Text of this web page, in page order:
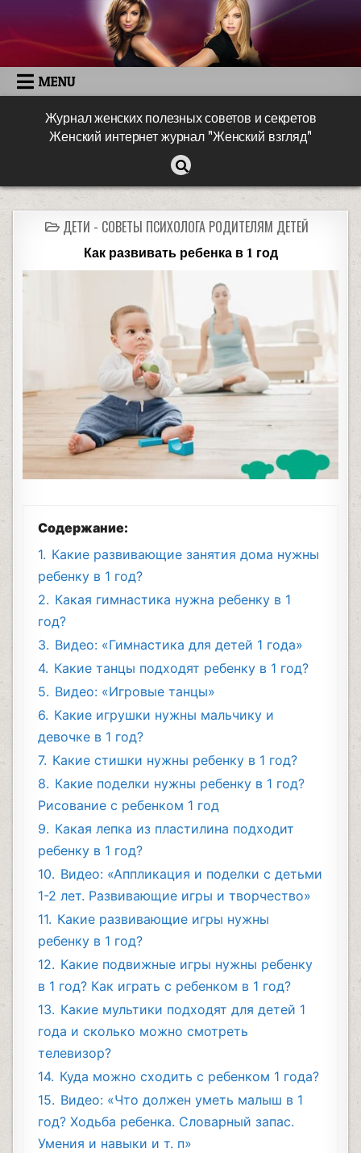
MENU
Журнал женских полезных советов и секретов
Женский интернет журнал "Женский взгляд"
ДЕТИ - СОВЕТЫ ПСИХОЛОГА РОДИТЕЛЯМ ДЕТЕЙ
Как развивать ребенка в 1 год
Содержание:
1. Какие развивающие занятия дома нужны
ребенку в 1 год?
2. Какая гимнастика нужна ребенку в 1
год?
3. Видео: «Гимнастика для детей 1 года»
4. Какие танцы подходят ребенку в 1 год?
5. Видео: «Игровые танцы»
6. Какие игрушки нужны мальчику и
девочке в 1 год?
7. Какие стишки нужны ребенку в 1 год?
8. Какие поделки нужны ребенку в 1 год?
Рисование с ребенком 1 год
9. Какая лепка из пластилина подходит
ребенку в 1 год?
10. Видео: «Аппликация и поделки с детьми
1-2 лет. Развивающие игры и творчество»
11. Какие развивающие игры нужны
ребенку в 1 год?
12. Какие подвижные игры нужны ребенку
в 1 год? Как играть с ребенком в 1 год?
13. Какие мультики подходят для детей 1
года и сколько можно смотреть
телевизор?
14. Куда можно сходить с ребенком 1 года?
15. Видео: «Что должен уметь малыш в 1
год? Ходьба ребенка. Словарный запас.
Умения и навыки и т. п»